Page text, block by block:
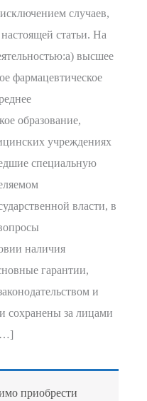
случаев,
статьи. На
высшее
фармацевтическое
образование,
учреждениях
специальную
власти, в
наличия
гарантии,
и
за лицами
приобрести